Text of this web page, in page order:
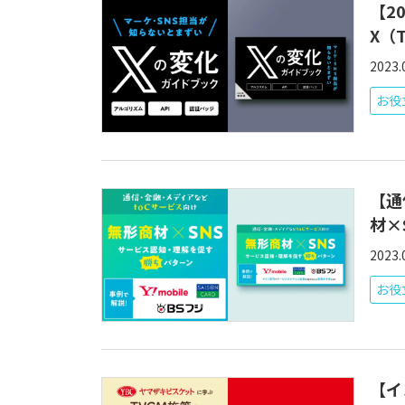
【
X（
お
【
材
お
【